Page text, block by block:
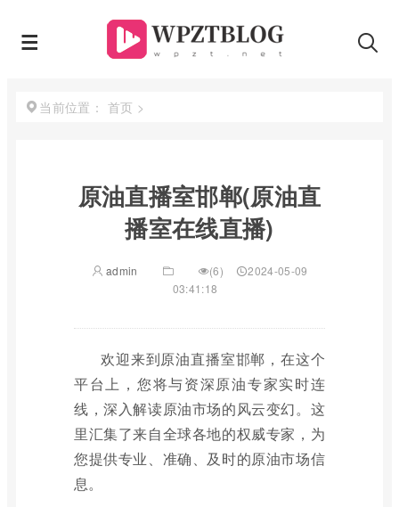
当前位置： 首页 >
原油直播室邯郸(原油直
播室在线直播)
admin (6)
2024-05-09
03:41:18
欢迎来到原油直播室邯郸，在这个
平台上，您将与资深原油专家实时连
线，深入解读原油市场的风云变幻。这
里汇集了来自全球各地的权威专家，为
您提供专业、准确、及时的原油市场信
息。